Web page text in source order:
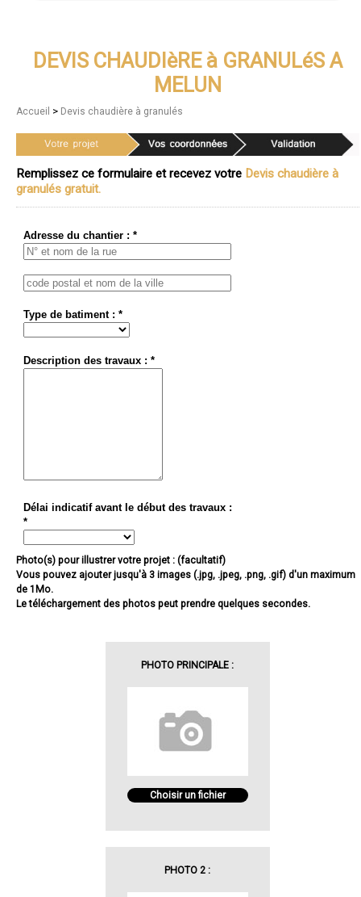
DEVIS CHAUDIèRE à GRANULéS A
MELUN
Accueil > Devis chaudière à granulés
Remplissez ce formulaire et recevez votre Devis chaudière à
granulés gratuit.
Adresse du chantier : *
Type de batiment : *
Description des travaux : *
Délai indicatif avant le début des travaux :
*
Photo(s) pour illustrer votre projet : (facultatif)
Vous pouvez ajouter jusqu'à 3 images (.jpg, .jpeg, .png, .gif) d'un maximum
de 1Mo.
Le téléchargement des photos peut prendre quelques secondes.
PHOTO PRINCIPALE :
Choisir un fichier
PHOTO 2 :